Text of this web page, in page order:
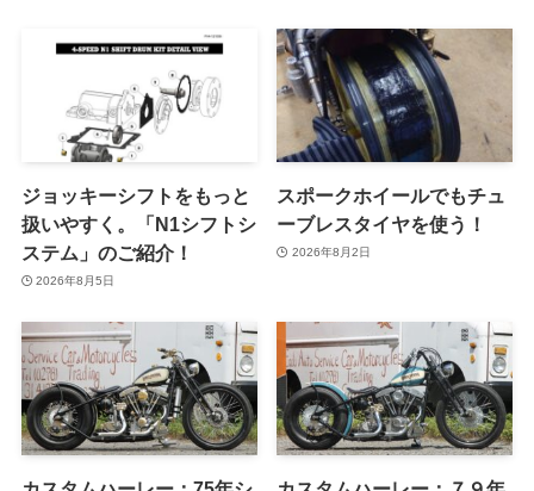
ジョッキーシフトをもっと
扱いやすく。「N1シフトシ
ステム」のご紹介！
2026年8月5日
スポークホイールでもチュ
ーブレスタイヤを使う！
2026年8月2日